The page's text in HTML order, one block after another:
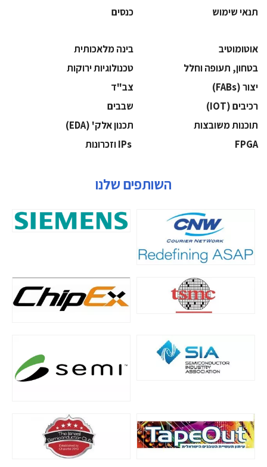
תנאי שימוש
כנסים
אוטומוטיב
בינה מלאכותית
בטחון, תעופה וחלל
‫טכנולוגיות ירוקות‬
‫יצור (‪(FABs‬‬
‫צב"ד‬
‫רכיבים‬ (IOT)
‫שבבים‬
‫תוכנות משובצות‬
‫תכנון אלק' (‪(EDA‬‬
‫‪FPGA‬‬
השותפים שלנו